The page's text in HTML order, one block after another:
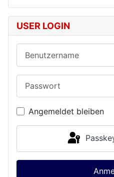
USER LOGIN
Angemeldet bleiben